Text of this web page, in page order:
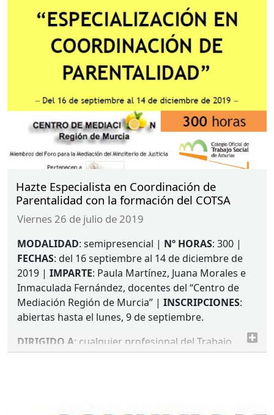
Hazte Especialista en Coordinación de
Parentalidad con la formación del COTSA
viernes 26 de julio de 2019
MODALIDAD: semipresencial | Nº HORAS: 300 |
FECHAS: del 16 septiembre al 14 de diciembre de
2019 | IMPARTE: Paula Martínez, Juana Morales e
Inmaculada Fernández, docentes del “Centro de
Mediación Región de Murcia” | INSCRIPCIONES:
abiertas hasta el lunes, 9 de septiembre.
DIRIGIDO A: cualquier profesional del Trabajo
Social, Derecho, Psicología, Pedagogía o